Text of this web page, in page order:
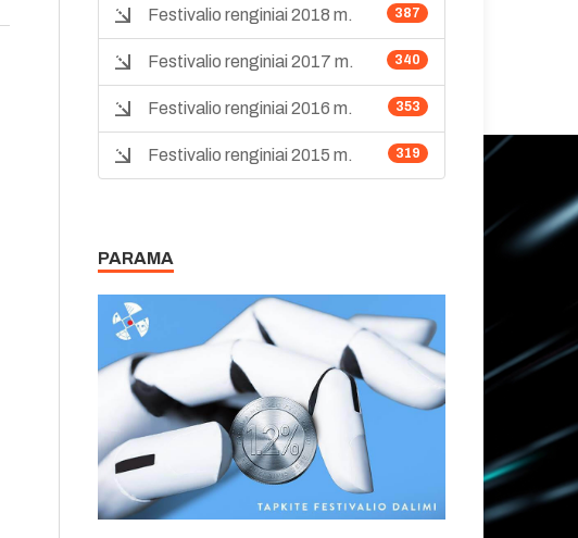
387
Festivalio renginiai 2018 m.
340
Festivalio renginiai 2017 m.
353
Festivalio renginiai 2016 m.
319
Festivalio renginiai 2015 m.
PARAMA